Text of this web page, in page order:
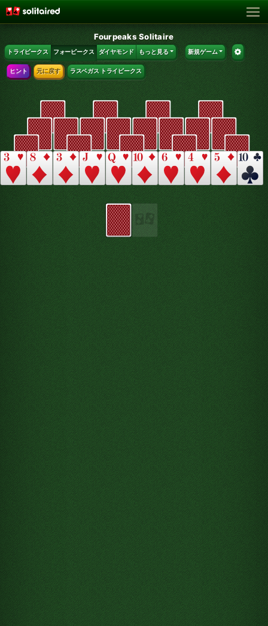
Fourpeaks Solitaire
トライピークス フォーピークス ダイヤモンド もっと見る 新規ゲーム
ヒント 元に戻す ラスベガス トライピークス